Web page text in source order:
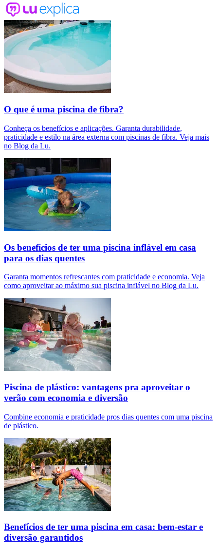
O que é uma piscina de fibra?
Conheça os benefícios e aplicações. Garanta durabilidade,
praticidade e estilo na área externa com piscinas de fibra. Veja mais
no Blog da Lu.
Os benefícios de ter uma piscina inflável em casa
para os dias quentes
Garanta momentos refrescantes com praticidade e economia. Veja
como aproveitar ao máximo sua piscina inflável no Blog da Lu.
Piscina de plástico: vantagens pra aproveitar o
verão com economia e diversão
Combine economia e praticidade pros dias quentes com uma piscina
de plástico.
Benefícios de ter uma piscina em casa: bem-estar e
diversão garantidos